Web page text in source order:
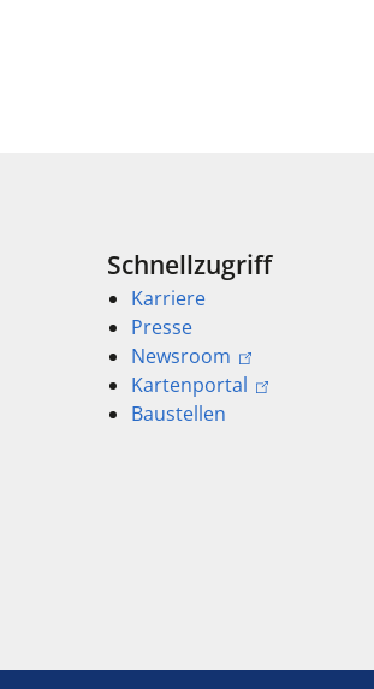
Schnellzugriff
Karriere
Presse
Newsroom
Kartenportal
Baustellen